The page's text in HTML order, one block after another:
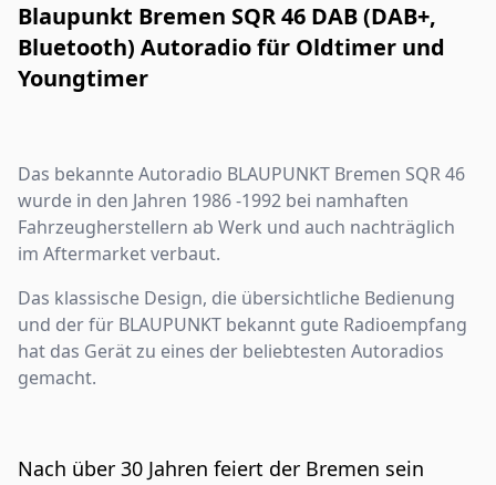
Blaupunkt Bremen SQR 46 DAB (DAB+,
Bluetooth) Autoradio für Oldtimer und
Youngtimer
Das bekannte Autoradio BLAUPUNKT Bremen SQR 46
wurde in den Jahren 1986 -1992 bei namhaften
Fahrzeugherstellern ab Werk und auch nachträglich
im Aftermarket verbaut.
Das klassische Design, die übersichtliche Bedienung
und der für BLAUPUNKT bekannt gute Radioempfang
hat das Gerät zu eines der beliebtesten Autoradios
gemacht.
Nach über 30 Jahren feiert der Bremen sein